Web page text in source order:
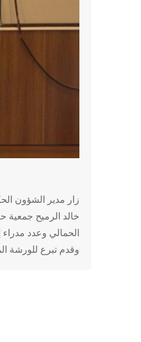
زار مدير الشؤون
خالد الرميح جمعية
الحمالي وعدد
وقدم تبرع للورشة